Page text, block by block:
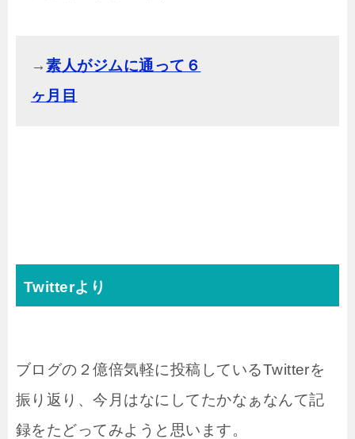
→素人がジムに通って６
ヶ月目
Twitterより
ブログの２億倍気軽に投稿しているTwitterを
振り返り、今月はなにしてたかなぁなんて記
録をたどってみようと思います。